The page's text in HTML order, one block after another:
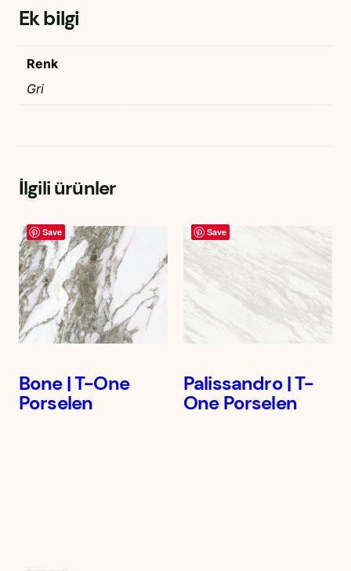
Ek bilgi
Renk
Gri
İlgili ürünler
Save
Bone | T-One
Porselen
Save
Palissandro | T-
One Porselen